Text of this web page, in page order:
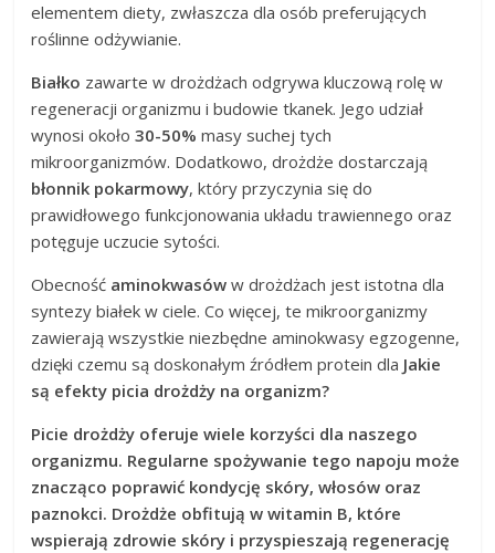
elementem diety, zwłaszcza dla osób preferujących
roślinne odżywianie.
Białko zawarte w drożdżach odgrywa kluczową rolę w
regeneracji organizmu i budowie tkanek. Jego udział
wynosi około30-50% masy suchej tych
mikroorganizmów. Dodatkowo, drożdże dostarczają
błonnik pokarmowy, który przyczynia się do
prawidłowego funkcjonowania układu trawiennego oraz
potęguje uczucie sytości.
Obecność aminokwasów w drożdżach jest istotna dla
syntezy białek w ciele. Co więcej, te mikroorganizmy
zawierają wszystkie niezbędne aminokwasy egzogenne,
dzięki czemu są doskonałym źródłem protein dla Jakie
są efekty picia drożdży na organizm?
Picie drożdży oferuje wiele korzyści dla naszego
organizmu. Regularne spożywanie tego napoju może
znacząco poprawić kondycję skóry, włosów oraz
paznokci. Drożdże obfitują wwitamin B, które
wspierają zdrowie skóry i przyspieszają regenerację